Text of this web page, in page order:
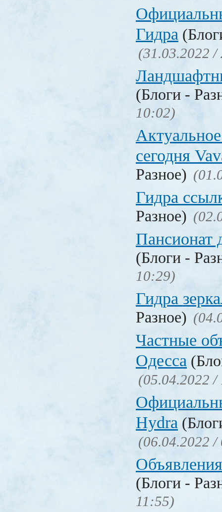
Гидра
(31.03.2022 /
(Блоги -
10:02)
сегодня
Разное)
Гидра
Разное)
Пансионат
(Блоги -
10:29)
Гидра
Разное)
Частные
Одесса
(05.04.2022 /
Hydra
(06.04.2022 /
(Блоги -
11:55)